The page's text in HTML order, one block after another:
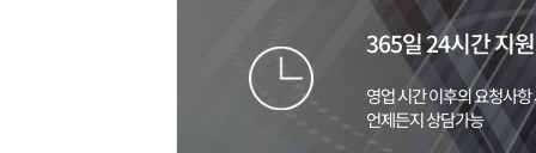
365일 24시간 지원
영업 시간 이후의 요청사항
언제든지 상담가능